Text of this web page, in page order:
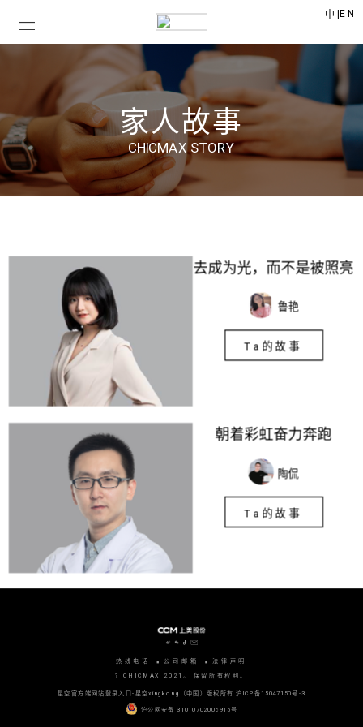
中 |EN
家人故事
CHICMAX STORY
去成为光，而不是被照亮
鲁艳
Ta的故事
朝着彩虹奋力奔跑
陶侃
Ta的故事
热线电话 公司邮箱 法律声明
? CHICMAX 2021。 保留所有权利。
星空官方端网站登录入口-星空xingkong（中国）版权所有 沪ICP备15047150号-3
沪公网安备 31010702006915号